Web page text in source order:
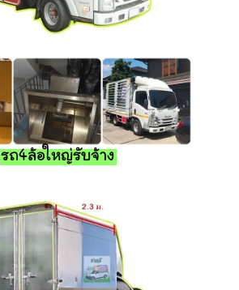
รถ4ล้อใหญ่รับจ้าง